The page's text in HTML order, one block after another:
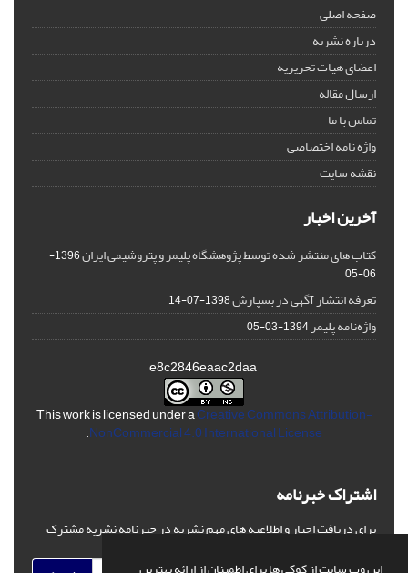
صفحه اصلی
درباره نشریه
اعضای هیات تحریریه
ارسال مقاله
تماس با ما
واژه نامه اختصاصی
نقشه سایت
آخرین اخبار
کتاب های منتشر شده توسط پژوهشگاه پلیمر و پتروشیمی ایران
1396-
06-05
تعرفه انتشار آگهی در بسپارش1398-07-14
واژه‌نامه پلیمر1394-03-05
This work is licensed under aCreative Commons Attribution-
NonCommercial 4.0 International License
.
اشتراک خبرنامه
برای دریافت اخبار و اطلاعیه های مهم نشریه در خبرنامه نشریه مشترک